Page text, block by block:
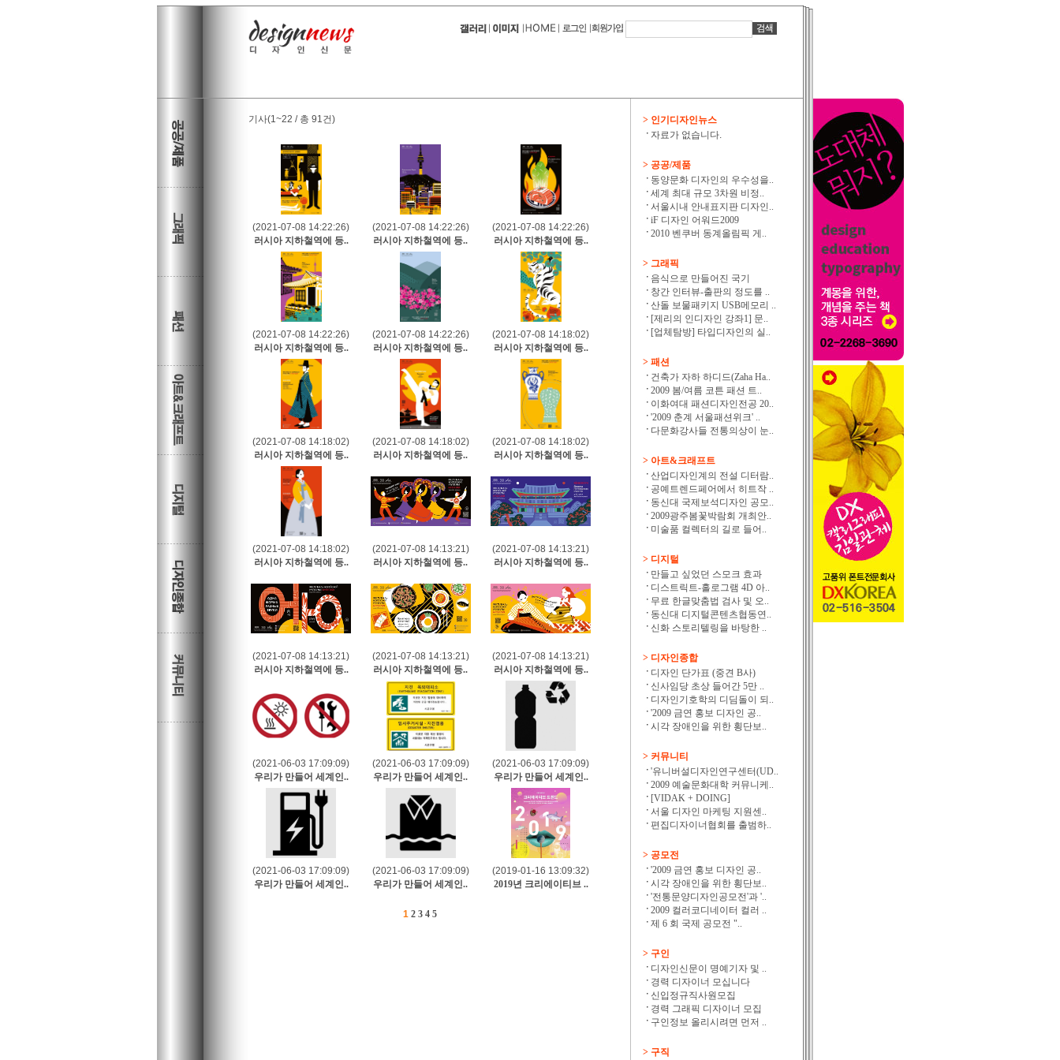
기사(1~22 / 총 91건)
(2021-07-08 14:22:26)
러시아 지하철역에 등..
(2021-07-08 14:22:26)
러시아 지하철역에 등..
(2021-07-08 14:22:26)
러시아 지하철역에 등..
(2021-07-08 14:22:26)
러시아 지하철역에 등..
(2021-07-08 14:22:26)
러시아 지하철역에 등..
(2021-07-08 14:18:02)
러시아 지하철역에 등..
(2021-07-08 14:18:02)
러시아 지하철역에 등..
(2021-07-08 14:18:02)
러시아 지하철역에 등..
(2021-07-08 14:18:02)
러시아 지하철역에 등..
(2021-07-08 14:18:02)
러시아 지하철역에 등..
(2021-07-08 14:13:21)
러시아 지하철역에 등..
(2021-07-08 14:13:21)
러시아 지하철역에 등..
(2021-07-08 14:13:21)
러시아 지하철역에 등..
(2021-07-08 14:13:21)
러시아 지하철역에 등..
(2021-07-08 14:13:21)
러시아 지하철역에 등..
(2021-06-03 17:09:09)
우리가 만들어 세계인..
(2021-06-03 17:09:09)
우리가 만들어 세계인..
(2021-06-03 17:09:09)
우리가 만들어 세계인..
(2021-06-03 17:09:09)
우리가 만들어 세계인..
(2021-06-03 17:09:09)
우리가 만들어 세계인..
(2019-01-16 13:09:32)
2019년 크리에이티브 ..
1 2 3 4 5
> 인기디자인뉴스
자료가 없습니다.
> 공공/제품
동양문화 디자인의 우수성을..
세계 최대 규모 3차원 비정..
서울시내 안내표지판 디자인..
iF 디자인 어워드2009
2010 벤쿠버 동계올림픽 게..
> 그래픽
음식으로 만들어진 국기
창간 인터뷰-출판의 정도를 ..
산돌 보물패키지 USB메모리 ..
[제리의 인디자인 강좌1] 문..
[업체탐방] 타입디자인의 실..
> 패션
건축가 자하 하디드(Zaha Ha..
2009 봄/여름 코튼 패션 트..
이화여대 패션디자인전공 20..
'2009 춘계 서울패션위크' ..
다문화강사들 전통의상이 눈..
> 아트&크래프트
산업디자인계의 전설 디터람..
공예트렌드페어에서 히트작 ..
동신대 국제보석디자인 공모..
2009광주봄꽃박람회 개최안..
미술품 컬렉터의 길로 들어..
> 디지털
만들고 싶었던 스모크 효과
디스트릭트-홀로그램 4D 아..
무료 한글맞춤법 검사 및 오..
동신대 디지털콘텐츠협동연..
신화 스토리텔링을 바탕한 ..
> 디자인종합
디자인 단가표 (중견 B사)
신사임당 초상 들어간 5만 ..
디자인기호학의 디딤돌이 되..
'2009 금연 홍보 디자인 공..
시각 장애인을 위한 횡단보..
> 커뮤니티
'유니버설디자인연구센터(UD..
2009 예술문화대학 커뮤니케..
[VIDAK + DOING]
서울 디자인 마케팅 지원센..
편집디자이너협회를 출범하..
> 공모전
'2009 금연 홍보 디자인 공..
시각 장애인을 위한 횡단보..
'전통문양디자인공모전'과 '..
2009 컬러코디네이터 컬러 ..
제 6 회 국제 공모전 "..
> 구인
디자인신문이 명예기자 및 ..
경력 디자이너 모십니다
신입정규직사원모집
경력 그래픽 디자이너 모집
구인정보 올리시려면 먼저 ..
> 구직